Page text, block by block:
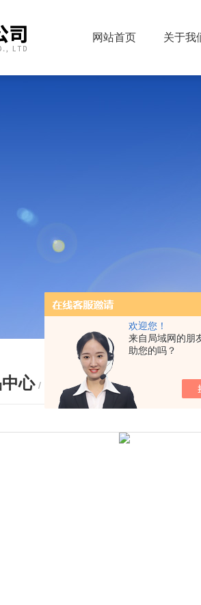
欢迎您！
来自局域网的朋
助您的吗？
网站首页 关于我
心 / PRODUCTS